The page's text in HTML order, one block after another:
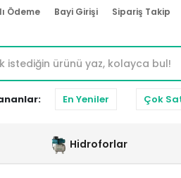
Ödeme Bayi Girişi Sipariş Takip
En Yeniler Çok
Hidroforlar